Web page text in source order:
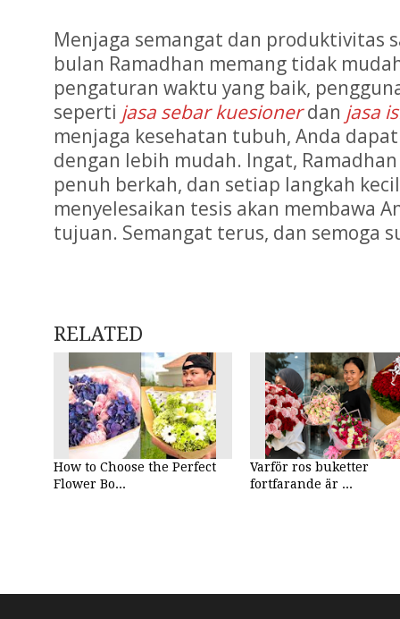
Menjaga semangat dan produktivitas
bulan Ramadhan memang tidak
pengaturan waktu yang baik,
seperti jasa sebar kuesionerdan jasa
menjaga kesehatan tubuh, Anda
dengan lebih mudah. Ingat,
penuh berkah, dan setiap langkah
menyelesaikan tesis akan membawa
tujuan. Semangat terus, dan semoga
RELATED
How to Choose the Perfect
Flower Bo...
Varför ros buketter
fortfarande är ...